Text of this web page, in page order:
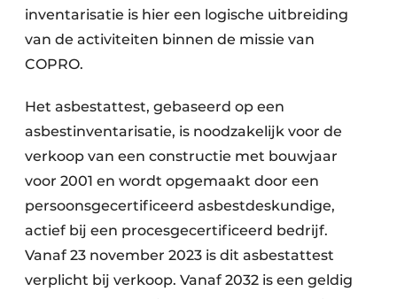
inventarisatie is hier een logische uitbreiding
van de activiteiten binnen de missie van
COPRO.
Het asbestattest, gebaseerd op een
asbestinventarisatie, is noodzakelijk voor de
verkoop van een constructie met bouwjaar
voor 2001 en wordt opgemaakt door een
persoonsgecertificeerd asbestdeskundige,
actief bij een procesgecertificeerd bedrijf.
Vanaf 23 november 2023 is dit asbestattest
verplicht bij verkoop. Vanaf 2032 is een geldig